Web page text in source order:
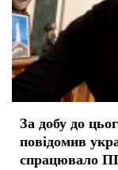
За добу до
повідомив
спрацювало